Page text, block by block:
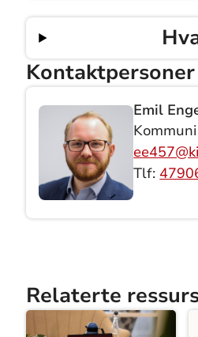
Kontaktpersoner
Emil
Tlf:
Relaterte